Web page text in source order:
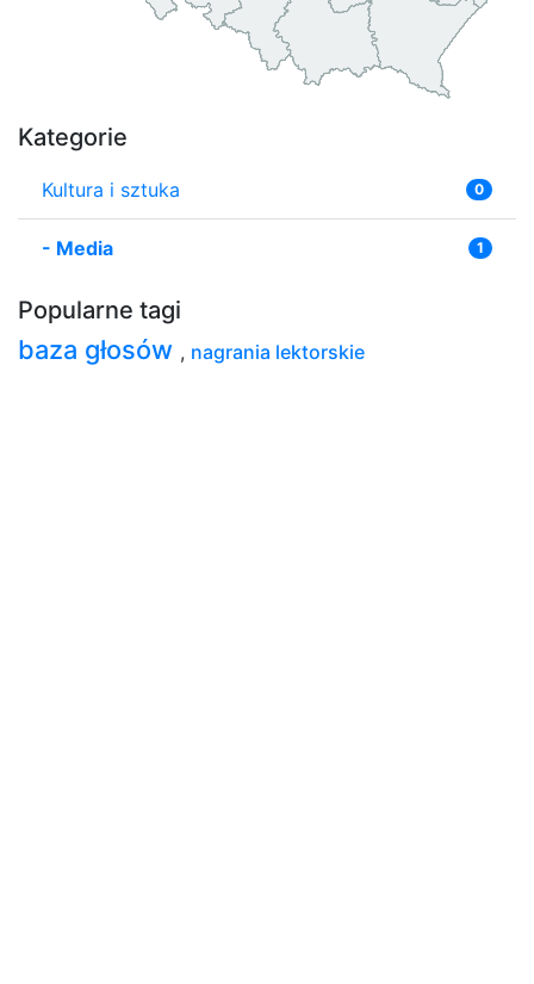
Kategorie
Kultura i sztuka 0
- Media 1
Popularne tagi
baza głosów , nagrania lektorskie